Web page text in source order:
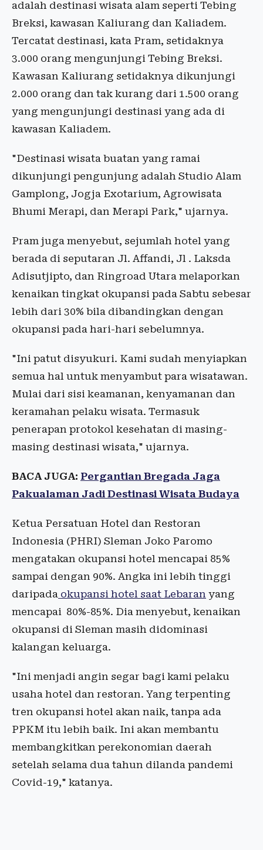
adalah destinasi wisata alam seperti Tebing
Breksi, kawasan Kaliurang dan Kaliadem.
Tercatat destinasi, kata Pram, setidaknya
3.000 orang mengunjungi Tebing Breksi.
Kawasan Kaliurang setidaknya dikunjungi
2.000 orang dan tak kurang dari 1.500 orang
yang mengunjungi destinasi yang ada di
kawasan Kaliadem.
"Destinasi wisata buatan yang ramai
dikunjungi pengunjung adalah Studio Alam
Gamplong, Jogja Exotarium, Agrowisata
Bhumi Merapi, dan Merapi Park," ujarnya.
Pram juga menyebut, sejumlah hotel yang
berada di seputaran Jl. Affandi, Jl . Laksda
Adisutjipto, dan Ringroad Utara melaporkan
kenaikan tingkat okupansi pada Sabtu sebesar
lebih dari 30% bila dibandingkan dengan
okupansi pada hari-hari sebelumnya.
"Ini patut disyukuri. Kami sudah menyiapkan
semua hal untuk menyambut para wisatawan.
Mulai dari sisi keamanan, kenyamanan dan
keramahan pelaku wisata. Termasuk
penerapan protokol kesehatan di masing-
masing destinasi wisata," ujarnya.
BACA JUGA: Pergantian Bregada Jaga
Pakualaman Jadi Destinasi Wisata Budaya
Ketua Persatuan Hotel dan Restoran
Indonesia (PHRI) Sleman Joko Paromo
mengatakan okupansi hotel mencapai 85%
sampai dengan 90%. Angka ini lebih tinggi
daripada okupansi hotel saat Lebaran yang
mencapai 80%-85%. Dia menyebut, kenaikan
okupansi di Sleman masih didominasi
kalangan keluarga.
"Ini menjadi angin segar bagi kami pelaku
usaha hotel dan restoran. Yang terpenting
tren okupansi hotel akan naik, tanpa ada
PPKM itu lebih baik. Ini akan membantu
membangkitkan perekonomian daerah
setelah selama dua tahun dilanda pandemi
Covid-19," katanya.